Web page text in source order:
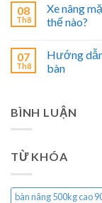
08
Th8
Xe nâng
thế nào?
07
Th8
Hướng
bàn
BÌNH LUẬN
TỪ KHÓA
bàn nâng 500kg cao